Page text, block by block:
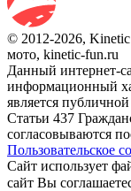
© 2012-2026,
мото, kinetic-fun.ru
Данный интернет-
информационный
является
Статьи 437
согласовываются
Пользовательское
Сайт использует
сайт Вы